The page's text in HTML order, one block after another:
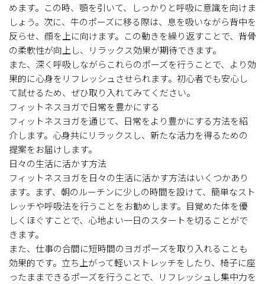
めます。この時、顎を引いて、しっかりと呼吸に意識を向けま
しょう。次に、牛のポーズに移る際は、息を吸いながら背中を
反らせ、顔を上に向けます。この動きを繰り返すことで、背骨
の柔軟性が向上し、リラックス効果が期待できます。
また、深く呼吸しながらこれらのポーズを行うことで、より効
果的に心身をリフレッシュさせられます。初心者でも安心し
て試せるため、ぜひ取り入れてみてください。
フィットネスヨガで日常を豊かにする
フィットネスヨガを通じて、日常をより豊かにする方法を紹
介します。心身共にリラックスし、新たな活力を得るための
提案をお届けします。
日々の生活に活かす方法
フィットネスヨガを日々の生活に活かす方法はいくつかあり
ます。まず、朝のルーチンに少しの時間を設けて、簡単なスト
レッチや呼吸法を行うことをお勧めします。目覚めた体を優
しくほぐすことで、心地よい一日のスタートを切ることがで
きます。
また、仕事の合間に短時間のヨガポーズを取り入れることも
効果的です。立ち上がって軽いストレッチをしたり、椅子に座
ったままできるポーズを行うことで、リフレッシュし集中力を